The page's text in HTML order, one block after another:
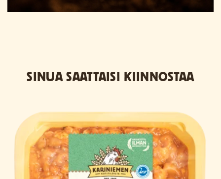
SINUA SAATTAISI KIINNOSTAA